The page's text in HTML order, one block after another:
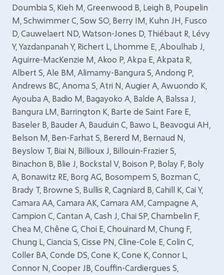
Doumbia S, Kieh M, Greenwood B, Leigh B, Poupelin
M, Schwimmer C, Sow SO, Berry IM, Kuhn JH, Fusco
D, Cauwelaert ND, Watson-Jones D, Thiébaut R, Lévy
Y, Yazdanpanah Y, Richert L, Lhomme E, ,Aboulhab J,
Aguirre-MacKenzie M, Akoo P, Akpa E, Akpata R,
Albert S, Ale BM, Alimamy-Bangura S, Andong P,
Andrews BC, Anoma S, Atri N, Augier A, Awuondo K,
Ayouba A, Badio M, Bagayoko A, Balde A, Balssa J,
Bangura LM, Barrington K, Barte de Saint Fare E,
Baseler B, Bauder A, Bauduin C, Bawo L, Beavogui AH,
Belson M, Ben-Farhat S, Bererd M, Bernaud N,
Beyslow T, Biai N, Billioux J, Billouin-Frazier S,
Binachon B, Blie J, Bockstal V, Boison P, Bolay F, Boly
A, Bonawitz RE, Borg AG, Bosompem S, Bozman C,
Brady T, Browne S, Bullis R, Cagniard B, Cahill K, Cai Y,
Camara AA, Camara AK, Camara AM, Campagne A,
Campion C, Cantan A, Cash J, Chai SP, Chambelin F,
Chea M, Chêne G, Choi E, Chouinard M, Chung F,
Chung L, Ciancia S, Cisse PN, Cline-Cole E, Colin C,
Coller BA, Conde DS, Cone K, Cone K, Connor L,
Connor N, Cooper JB, Couffin-Cardiergues S,